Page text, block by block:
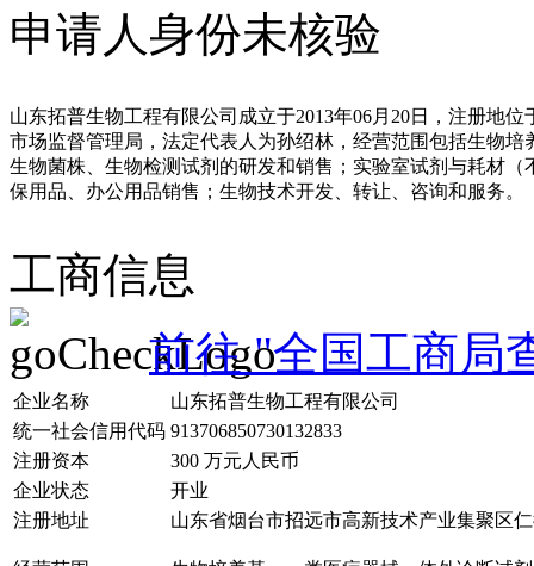
申请人身份未核验
山东拓普生物工程有限公司成立于2013年06月20日，注册地
市场监督管理局，法定代表人为孙绍林，经营范围包括生物
生物菌株、生物检测试剂的研发和销售；实验室试剂与耗材
保用品、办公用品销售；生物技术开发、转让、咨询和服务
工商信息
前往 "全国工商局
企业名称
山东拓普生物工程有限公司
统一社会信用代码 913706850730132833
注册资本
300 万元人民币
企业状态
开业
注册地址
山东省烟台市招远市高新技术产业集聚区